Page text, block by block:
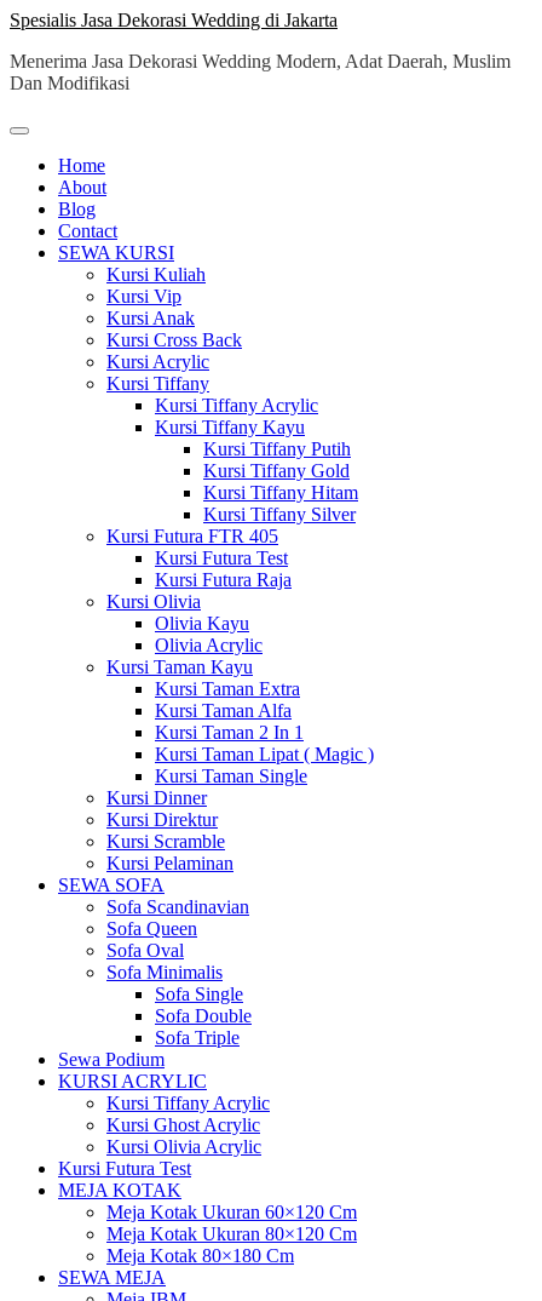
Skip
content
Spesialis Jasa Dekorasi Wedding di Jakarta
Menerima Jasa Dekorasi Wedding Modern, Adat Daerah, Muslim
Dan Modifikasi
Home
About
Blog
Contact
SEWA KURSI
Kursi Kuliah
Kursi Vip
Kursi Anak
Kursi Cross Back
Kursi Acrylic
Kursi Tiffany
Kursi Tiffany Acrylic
Kursi Tiffany Kayu
Kursi Tiffany Putih
Kursi Tiffany Gold
Kursi Tiffany Hitam
Kursi Tiffany Silver
Kursi Futura FTR 405
Kursi Futura Test
Kursi Futura Raja
Kursi Olivia
Olivia Kayu
Olivia Acrylic
Kursi Taman Kayu
Kursi Taman Extra
Kursi Taman Alfa
Kursi Taman 2 In 1
Kursi Taman Lipat ( Magic )
Kursi Taman Single
Kursi Dinner
Kursi Direktur
Kursi Scramble
Kursi Pelaminan
SEWA SOFA
Sofa Scandinavian
Sofa Queen
Sofa Oval
Sofa Minimalis
Sofa Single
Sofa Double
Sofa Triple
Sewa Podium
KURSI ACRYLIC
Kursi Tiffany Acrylic
Kursi Ghost Acrylic
Kursi Olivia Acrylic
Kursi Futura Test
MEJA KOTAK
Meja Kotak Ukuran 60×120 Cm
Meja Kotak Ukuran 80×120 Cm
Meja Kotak 80×180 Cm
SEWA MEJA